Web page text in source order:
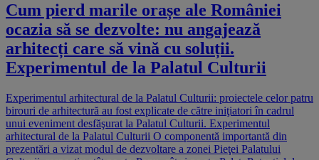
Cum pierd marile orașe ale României
ocazia să se dezvolte: nu angajează
arhitecți care să vină cu soluții.
Experimentul de la Palatul Culturii
Experimentul arhitectural de la Palatul Culturii: proiectele celor patru
birouri de arhitectură au fost explicate de către iniţiatori în cadrul
unui eveniment desfăşurat la Palatul Culturii. Experimentul
arhitectural de la Palatul Culturii O componentă importantă din
prezentări a vizat modul de dezvoltare a zonei Pieţei Palatului